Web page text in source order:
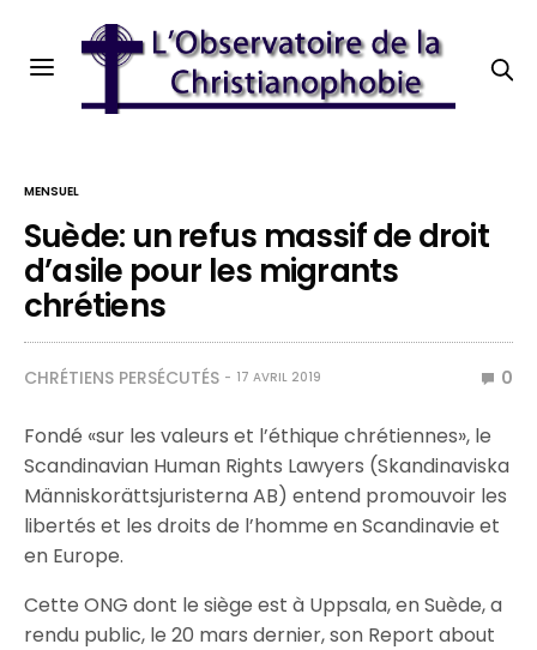
MENSUEL
Suède: un refus massif de droit
d’asile pour les migrants
chrétiens
CHRÉTIENS PERSÉCUTÉS 17 AVRIL 2019 0
Fondé «sur les valeurs et l’éthique chrétiennes», le
Scandinavian Human Rights Lawyers (Skandinaviska
Människorättsjuristerna AB) entend promouvoir les
libertés et les droits de l’homme en Scandinavie et
en Europe.
Cette ONG dont le siège est à Uppsala, en Suède, a
rendu public, le 20 mars dernier, son Report about